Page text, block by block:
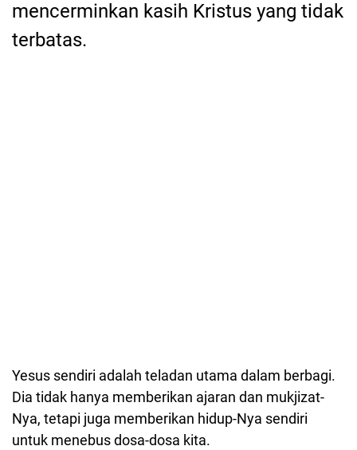
mencerminkan kasih Kristus yang tidak
terbatas.
Yesus sendiri adalah teladan utama dalam berbagi.
Dia tidak hanya memberikan ajaran dan mukjizat-
Nya, tetapi juga memberikan hidup-Nya sendiri
untuk menebus dosa-dosa kita.